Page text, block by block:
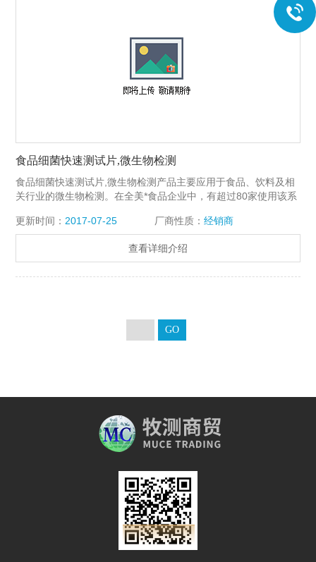
食品细菌快速测试片,微生物检测
食品细菌快速测试片,微生物检测产品主要应用于食品、饮料及相
关行业的微生物检测。在全美*食品企业中，有超过80家使用该系
试片被正式列为中国出入境检验检疫行业标准，该方法正逐渐被
越来越多的食品生产加工企业及各类检测机构所认可。和传统的
更新时间： 2017-07-25 厂商性质： 经销商
查看详细介绍